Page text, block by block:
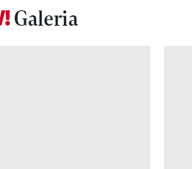
Galeria